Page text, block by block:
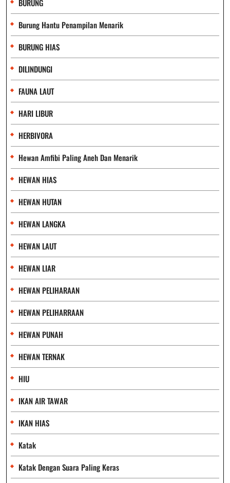
BURUNG
Burung Hantu Penampilan Menarik
BURUNG HIAS
DILINDUNGI
FAUNA LAUT
HARI LIBUR
HERBIVORA
Hewan Amfibi Paling Aneh Dan Menarik
HEWAN HIAS
HEWAN HUTAN
HEWAN LANGKA
HEWAN LAUT
HEWAN LIAR
HEWAN PELIHARAAN
HEWAN PELIHARRAAN
HEWAN PUNAH
HEWAN TERNAK
HIU
IKAN AIR TAWAR
IKAN HIAS
Katak
Katak Dengan Suara Paling Keras